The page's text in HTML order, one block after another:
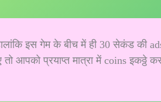
इस गेम के बीच में ही 30 सेकंड की
प्रयाप्त मात्रा में coins इकठ्ठे